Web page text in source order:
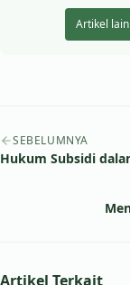
Artikel
Navigasi artikel
SEBELUMNYA
Hukum Subsidi
Artikel Terkait